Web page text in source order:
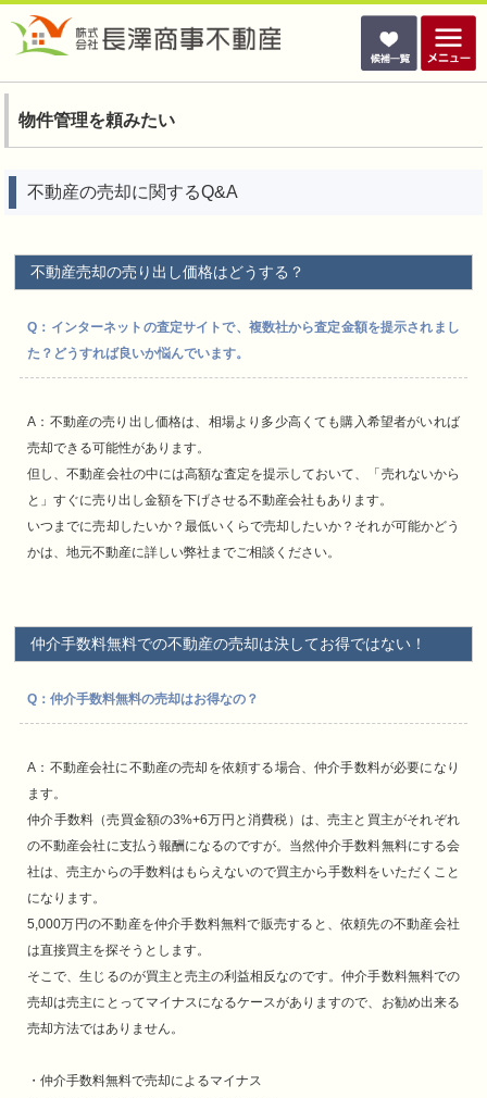
物件管理を頼みたい
不動産の売却に関するQ&A
不動産売却の売り出し価格はどうする？
Q：インターネットの査定サイトで、複数社から査定金額を提示されまし
た？どうすれば良いか悩んでいます。
A：不動産の売り出し価格は、相場より多少高くても購入希望者がいれば
売却できる可能性があります。
但し、不動産会社の中には高額な査定を提示しておいて、「売れないから
と」すぐに売り出し金額を下げさせる不動産会社もあります。
いつまでに売却したいか？最低いくらで売却したいか？それが可能かどう
かは、地元不動産に詳しい弊社までご相談ください。
仲介手数料無料での不動産の売却は決してお得ではない！
Q：仲介手数料無料の売却はお得なの？
A：不動産会社に不動産の売却を依頼する場合、仲介手数料が必要になり
ます。
仲介手数料（売買金額の3%+6万円と消費税）は、売主と買主がそれぞれ
の不動産会社に支払う報酬になるのですが。当然仲介手数料無料にする会
社は、売主からの手数料はもらえないので買主から手数料をいただくこと
になります。
5,000万円の不動産を仲介手数料無料で販売すると、依頼先の不動産会社
は直接買主を探そうとします。
そこで、生じるのが買主と売主の利益相反なのです。仲介手数料無料での
売却は売主にとってマイナスになるケースがありますので、お勧め出来る
売却方法ではありません。
・仲介手数料無料で売却によるマイナス